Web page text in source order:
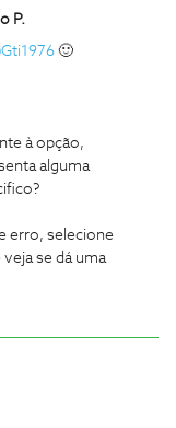
P.
🙂
à opção,
alguma
erro, selecione
se dá uma